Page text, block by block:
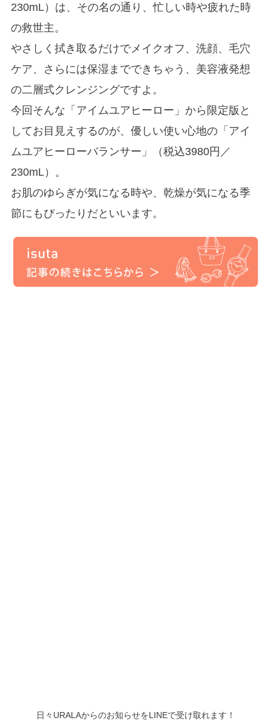
230mL）は、その名の通り、忙しい時や疲れた時
の救世主。
やさしく拭き取るだけでメイクオフ、洗顔、毛穴
ケア、さらには保湿までできちゃう、美容液発想
の二層式クレンジングですよ。
今回そんな「アイムユアヒーロー」から限定版と
してお目見えするのが、優しい使い心地の「アイ
ムユアヒーローバランサー」（税込3980円／
230mL）。
お肌のゆらぎが気になる時や、乾燥が気になる季
節にもぴったりだといいます。
日々URALAからのお知らせをLINEで受け取れます！